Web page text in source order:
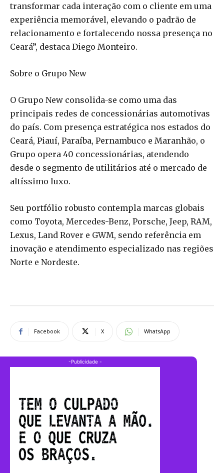
transformar cada interação com o cliente em uma
experiência memorável, elevando o padrão de
relacionamento e fortalecendo nossa presença no
Ceará”, destaca Diego Monteiro.
Sobre o Grupo New
O Grupo New consolida-se como uma das
principais redes de concessionárias automotivas
do país. Com presença estratégica nos estados do
Ceará, Piauí, Paraíba, Pernambuco e Maranhão, o
Grupo opera 40 concessionárias, atendendo
desde o segmento de utilitários até o mercado de
altíssimo luxo.
Seu portfólio robusto contempla marcas globais
como Toyota, Mercedes-Benz, Porsche, Jeep, RAM,
Lexus, Land Rover e GWM, sendo referência em
inovação e atendimento especializado nas regiões
Norte e Nordeste.
Facebook X WhatsApp
-Publicidade -